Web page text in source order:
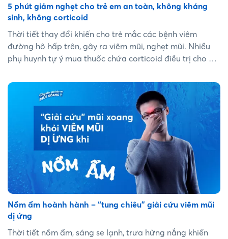
5 phút giảm nghẹt cho trẻ em an toàn, không kháng
sinh, không corticoid
Thời tiết thay đổi khiến cho trẻ mắc các bệnh viêm
đường hô hấp trên, gây ra viêm mũi, nghẹt mũi. Nhiều
phụ huynh tự ý mua thuốc chứa corticoid điều trị cho bé,
Trong bài viết này sẽ cung cấp các biện pháp giảm
nghẹt cho trẻ em an toàn, không sử dụng kháng sinh
hay corticoid hiệu quả chỉ trong 5 phút....
Nồm ẩm hoành hành – “tung chiêu” giải cứu viêm mũi
dị ứng
Thời tiết nồm ẩm, sáng se lạnh, trưa hửng nắng khiến